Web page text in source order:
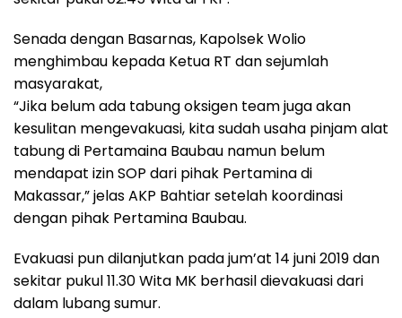
Senada dengan Basarnas, Kapolsek Wolio
menghimbau kepada Ketua RT dan sejumlah
masyarakat,
“Jika belum ada tabung oksigen team juga akan
kesulitan mengevakuasi, kita sudah usaha pinjam alat
tabung di Pertamaina Baubau namun belum
mendapat izin SOP dari pihak Pertamina di
Makassar,” jelas AKP Bahtiar setelah koordinasi
dengan pihak Pertamina Baubau.
Evakuasi pun dilanjutkan pada jum’at 14 juni 2019 dan
sekitar pukul 11.30 Wita MK berhasil dievakuasi dari
dalam lubang sumur.